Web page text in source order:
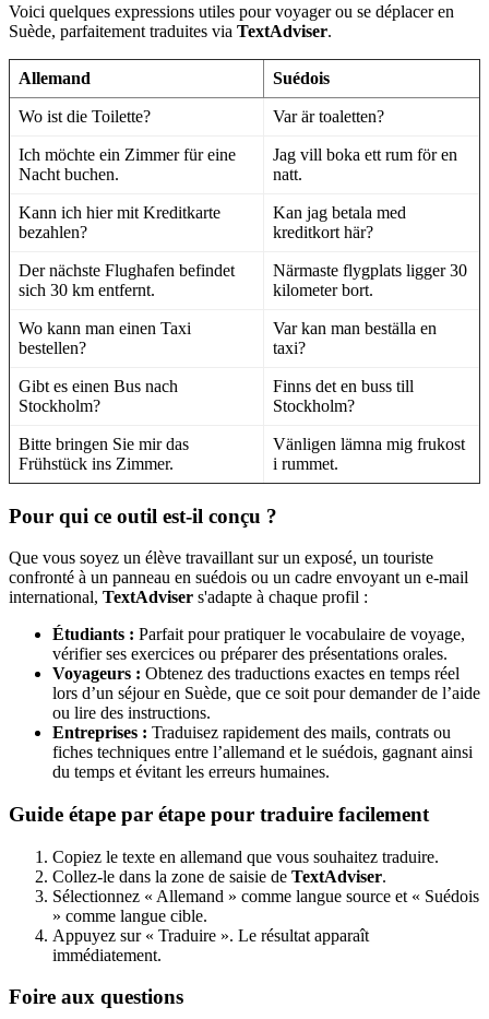
Voici quelques expressions utiles pour voyager ou se déplacer en
Suède, parfaitement traduites via TextAdviser.
Allemand Suédois
Wo ist die Toilette? Var är toaletten?
Ich möchte ein Zimmer für eine
Nacht buchen.
Jag vill boka ett rum för en
natt.
Kann ich hier mit Kreditkarte
bezahlen?
Kan jag betala med
kreditkort här?
Der nächste Flughafen befindet
sich 30 km entfernt.
Närmaste flygplats ligger 30
kilometer bort.
Wo kann man einen Taxi
bestellen?
Var kan man beställa en
taxi?
Gibt es einen Bus nach
Stockholm?
Finns det en buss till
Stockholm?
Bitte bringen Sie mir das
Frühstück ins Zimmer.
Vänligen lämna mig frukost
i rummet.
Pour qui ce outil est-il conçu ?
Que vous soyez un élève travaillant sur un exposé, un touriste
confronté à un panneau en suédois ou un cadre envoyant un e-mail
international, TextAdviser s'adapte à chaque profil :
Étudiants : Parfait pour pratiquer le vocabulaire de voyage,
vérifier ses exercices ou préparer des présentations orales.
Voyageurs : Obtenez des traductions exactes en temps réel
lors d’un séjour en Suède, que ce soit pour demander de l’aide
ou lire des instructions.
Entreprises : Traduisez rapidement des mails, contrats ou
fiches techniques entre l’allemand et le suédois, gagnant ainsi
du temps et évitant les erreurs humaines.
Guide étape par étape pour traduire facilement
Copiez le texte en allemand que vous souhaitez traduire.
Collez-le dans la zone de saisie de TextAdviser.
Sélectionnez « Allemand » comme langue source et « Suédois
» comme langue cible.
Appuyez sur « Traduire ». Le résultat apparaît
immédiatement.
Foire aux questions